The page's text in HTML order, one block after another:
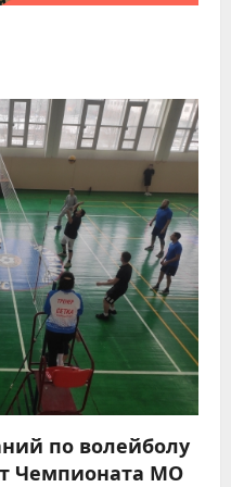
по волейболу
Чемпионата МО
учет
граждан: что